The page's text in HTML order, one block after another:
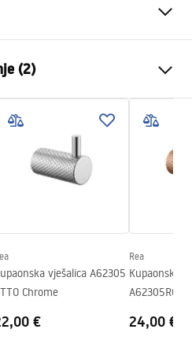
Metal
Na vijke
595
23mm
68mm
(2)
_24.pdf
vješalica A62305
Chrome
€
Rea
Kupaonska
A62305RG
24,00 €